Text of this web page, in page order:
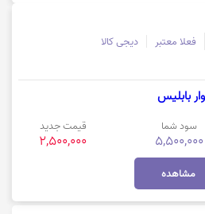
فعلا معتبر دیجی کالا
سود شما
5,500,000
قیمت جدید
2,500,000
مشاهده